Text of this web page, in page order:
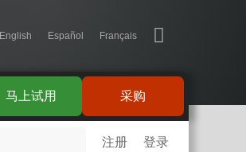
English Español Français
采购
马上试用
注册 登录